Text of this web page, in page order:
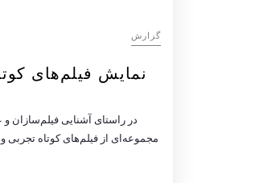
گزارش
نمایش فیلم‌های
در راستای آشنایی فیلم‌سازان و
مجموعه‌ای از فیلم‌های کوتاه تجربی